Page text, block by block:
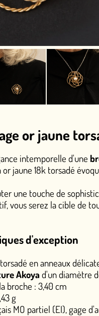
perle
broche vintagequi
évoque le raffinement
précieuse à
de tous les compliments !
superposés
de 7,10 mm, pour un
d'authenticité